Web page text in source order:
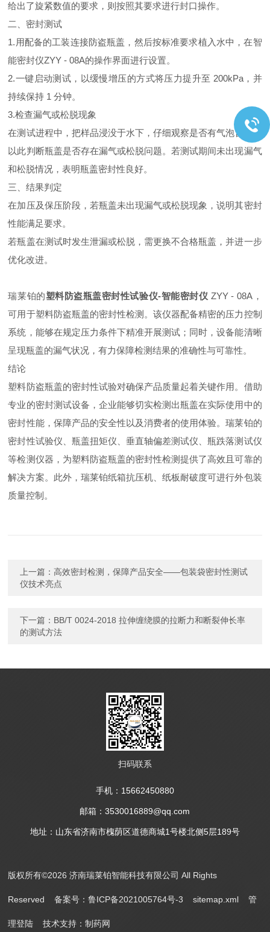
给出了旋紧数值的要求，则按照其要求进行封口操作。
二、密封测试
1.用配备的工装连接防盗瓶盖，然后按标准要求植入水中，在智
能密封仪ZYY - 08A的操作界面进行设置。
2.一键启动测试，以缓慢增压的方式将压力提升至 200kPa，并
持续保持 1 分钟。
3.检查漏气或松脱现象
在测试进程中，把样品浸没于水下，仔细观察是否有气泡冒出，
以此判断瓶盖是否存在漏气或松脱问题。若测试期间未出现漏气
和松脱情况，表明瓶盖密封性良好。
三、结果判定
在加压及保压阶段，若瓶盖未出现漏气或松脱现象，说明其密封
性能满足要求。
若瓶盖在测试时发生泄漏或松脱，需更换不合格瓶盖，并进一步
优化改进。
瑞莱铂的塑料防盗瓶盖密封性试验仪-智能密封仪 ZYY - 08A，
可用于塑料防盗瓶盖的密封性检测。该仪器配备精密的压力控制
系统，能够在规定压力条件下精准开展测试；同时，设备能清晰
呈现瓶盖的漏气状况，有力保障检测结果的准确性与可靠性。
结论
塑料防盗瓶盖的密封性试验对确保产品质量起着关键作用。借助
专业的密封测试设备，企业能够切实检测出瓶盖在实际使用中的
密封性能，保障产品的安全性以及消费者的使用体验。瑞莱铂的
密封性试验仪、瓶盖扭矩仪、垂直轴偏差测试仪、瓶跌落测试仪
等检测仪器，为塑料防盗瓶盖的密封性检测提供了高效且可靠的
解决方案。此外，瑞莱铂纸箱抗压机、纸板耐破度可进行外包装
质量控制。
上一篇：高效密封检测，保障产品安全——包装袋密封性测试
仪技术亮点
下一篇： BB/T 0024-2018 拉伸缠绕膜的拉断力和断裂伸长率
的测试方法
扫码联系
手机：15662450880
邮箱：3530016889@qq.com
地址：山东省济南市槐荫区道德商城1号楼北侧5层189号
版权所有©2026 济南瑞莱铂智能科技有限公司 All Rights
Reserved备案号：鲁ICP备2021005764号-3 sitemap.xml 管
理登陆 技术支持：制药网